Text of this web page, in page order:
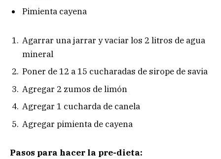
Pimienta cayena
Agarrar una jarrar y vaciar los 2 litros de agua
mineral
Poner de 12 a 15 cucharadas de sirope de savia
Agregar 2 zumos de limón
Agregar 1 cucharda de canela
Agregar pimienta de cayena
Pasos para hacer la pre-dieta: